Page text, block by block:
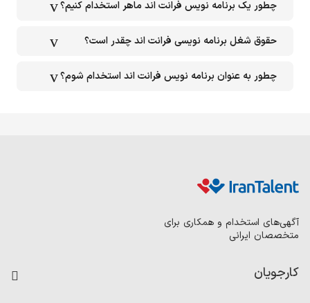
چطور یک برنامه نویس فرانت اند ماهر استخدام کنیم؟
حقوق شغل برنامه نویسی فرانت اند چقدر است؟
چطور به عنوان برنامه نویس فرانت اند استخدام شوم؟
آگهی‌های استخدام و همکاری برای
متخصصان ایرانی
کارجویان